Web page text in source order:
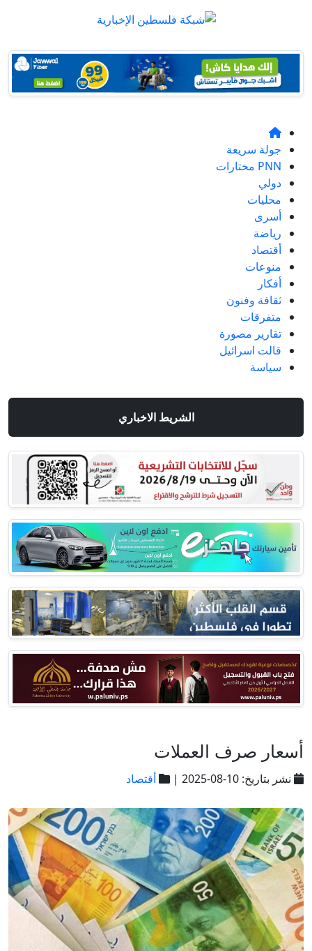
جولة سريعة
PNN مختارات
دولي
محليات
أسرى
رياضة
أقتصاد
منوعات
أفكار
ثقافة وفنون
متفرقات
تقارير مصورة
قالت اسرائيل
سياسة
الشريط الاخباري
أسعار صرف العملات
نشر بتاريخ: 10-08-2025 | أقتصاد